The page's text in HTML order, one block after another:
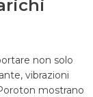
non solo
vibrazioni
mostrano